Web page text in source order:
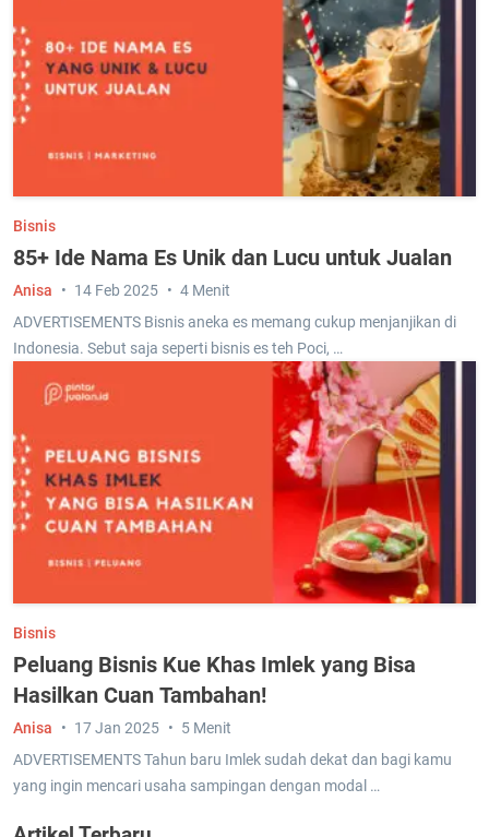
Bisnis
85+ Ide Nama Es Unik dan Lucu untuk Jualan
ADVERTISEMENTS Bisnis aneka es memang cukup menjanjikan di
Indonesia. Sebut saja seperti bisnis es teh Poci, …
Anisa 14 Feb 2025 4 Menit
Bisnis
Peluang Bisnis Kue Khas Imlek yang Bisa
Hasilkan Cuan Tambahan!
ADVERTISEMENTS Tahun baru Imlek sudah dekat dan bagi kamu
yang ingin mencari usaha sampingan dengan modal …
Anisa 17 Jan 2025 5 Menit